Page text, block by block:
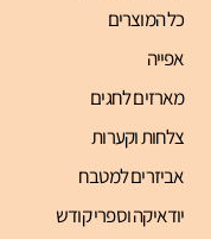
כל המוצרים
אפייה
מארזים לחגים
צלחות וקערות
אביזרים למטבח
יודאיקה וספרי קודש